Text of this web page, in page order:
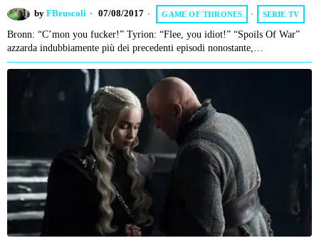
by FBruscoli 07/08/2017 GAME OF THRONES · SERIE TV
Bronn: “C’mon you fucker!” Tyrion: “Flee, you idiot!” “Spoils Of War”
azzarda indubbiamente più dei precedenti episodi nonostante,…